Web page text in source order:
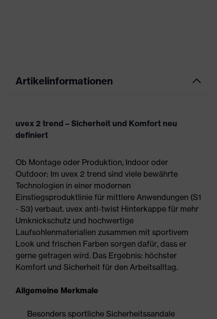
Artikelinformationen
uvex 2 trend – Sicherheit und Komfort neu
definiert
Ob Montage oder Produktion, Indoor oder
Outdoor: Im uvex 2 trend sind viele bewährte
Technologien in einer modernen
Einstiegsproduktlinie für mittlere Anwendungen (S1
- S3) verbaut. uvex anti-twist Hinterkappe für mehr
Umknickschutz und hochwertige
Laufsohlenmaterialien zusammen mit sportivem
Look und frischen Farben sorgen dafür, dass er
gerne getragen wird. Das Ergebnis: höchster
Komfort und Sicherheit für den Arbeitsalltag.
Allgemeine Merkmale
Besonders sportliche Sicherheitssandale